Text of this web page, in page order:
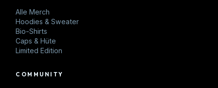
Alle Merch
Hoodies & Sweater
Bio-Shirts
Caps & Hüte
Limited Edition
COMMUNITY